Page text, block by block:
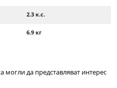
2.3 к.с.
6.9 кг
могли да представляват интерес